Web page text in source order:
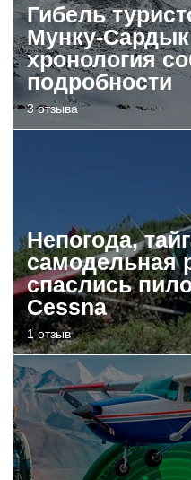
Гибель
Мунку-
хронология
подробности
3 отзыва
Непогода,
самодельная
спаслись
Cessna
1 отзыв